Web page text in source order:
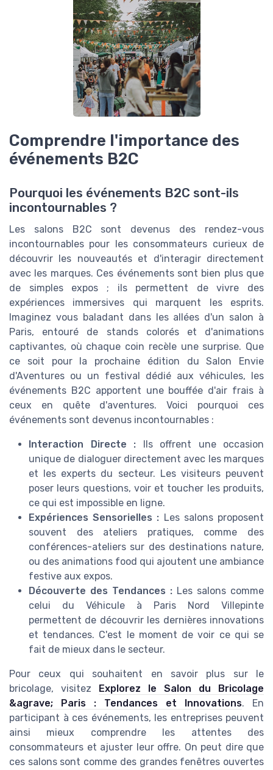
Comprendre l'importance des
événements B2C
Pourquoi les événements B2C sont-ils
incontournables ?
Les salons B2C sont devenus des rendez-vous
incontournables pour les consommateurs curieux de
découvrir les nouveautés et d'interagir directement
avec les marques. Ces événements sont bien plus que
de simples expos ; ils permettent de vivre des
expériences immersives qui marquent les esprits.
Imaginez vous baladant dans les allées d'un salon à
Paris, entouré de stands colorés et d'animations
captivantes, où chaque coin recèle une surprise. Que
ce soit pour la prochaine édition du Salon Envie
d'Aventures ou un festival dédié aux véhicules, les
événements B2C apportent une bouffée d'air frais à
ceux en quête d'aventures. Voici pourquoi ces
événements sont devenus incontournables :
Interaction Directe : Ils offrent une occasion
unique de dialoguer directement avec les marques
et les experts du secteur. Les visiteurs peuvent
poser leurs questions, voir et toucher les produits,
ce qui est impossible en ligne.
Expériences Sensorielles : Les salons proposent
souvent des ateliers pratiques, comme des
conférences-ateliers sur des destinations nature,
ou des animations food qui ajoutent une ambiance
festive aux expos.
Découverte des Tendances : Les salons comme
celui du Véhicule à Paris Nord Villepinte
permettent de découvrir les dernières innovations
et tendances. C'est le moment de voir ce qui se
fait de mieux dans le secteur.
Pour ceux qui souhaitent en savoir plus sur le
bricolage, visitez Explorez le Salon du Bricolage
&agrave; Paris : Tendances et Innovations. En
participant à ces événements, les entreprises peuvent
ainsi mieux comprendre les attentes des
consommateurs et ajuster leur offre. On peut dire que
ces salons sont comme des grandes fenêtres ouvertes